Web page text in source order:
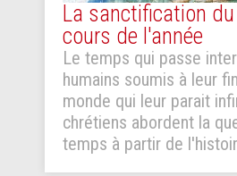
La sanctification
cours de l'année
Le temps qui passe
humains soumis à leur
monde qui leur parait
chrétiens abordent la
temps à partir de